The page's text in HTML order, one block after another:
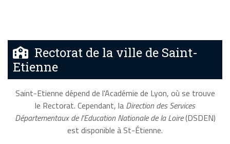
Rectorat de la ville de Saint-
Etienne
Saint-Etienne dépend de l'Académie de Lyon, où se trouve
le Rectorat. Cependant, la Direction des Services
Départementaux de l'Education Nationale de la Loire(DSDEN)
est disponible à St-Étienne.